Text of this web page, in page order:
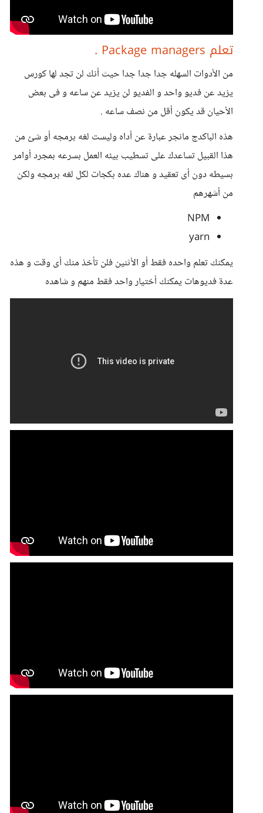
تعلم Package managers .
من الأدوات السهله جدا جدا جدا حيث أنك لن تجد لها كورس
يزيد عن فديو واحد و الفديو لن يزيد عن ساعه و فى بعض
الأحيان قد يكون أقل من نصف ساعه .
هذه الباكدج مانجر عبارة عن أداه وليست لغه برمجه أو شئ من
هذا القبيل تساعدك على تسطيب بيئه العمل بسرعه بمجرد أوامر
بسيطه دون أى تعقيد و هناك عده بكجات لكل لغه برمجه ولكن
من أشهرهم
NPM
yarn
يمكنك تعلم واحده فقط أو الأثنين فلن تأخذ منك أى وقت و هذه
عدة فديوهات يمكنك أختيار واحد فقط منهم و شاهده